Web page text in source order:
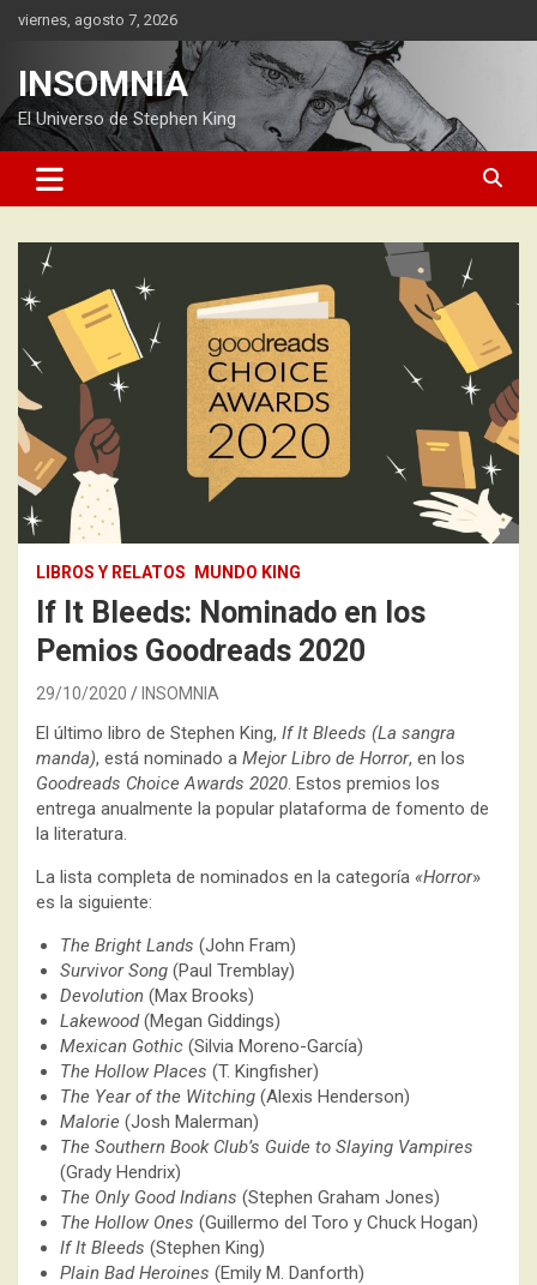
Saltarviernes, agosto 7, 2026
INSOMNIA
El Universo de Stephen King
LIBROS Y RELATOS MUNDO KING
If It Bleeds: Nominado en los
Pemios Goodreads 2020
29/10/2020 INSOMNIA
El último libro de Stephen King, If It Bleeds (La sangra
manda), está nominado a Mejor Libro de Horror, en los
Goodreads Choice Awards 2020. Estos premios los
entrega anualmente la popular plataforma de fomento de
la literatura.
La lista completa de nominados en la categoría «Horror»
es la siguiente:
The Bright Lands (John Fram)
Survivor Song (Paul Tremblay)
Devolution (Max Brooks)
Lakewood(Megan Giddings)
Mexican Gothic (Silvia Moreno-García)
The Hollow Places (T. Kingfisher)
The Year of the Witching (Alexis Henderson)
Malorie (Josh Malerman)
The Southern Book Club’s Guide to Slaying Vampires
(Grady Hendrix)
The Only Good Indians (Stephen Graham Jones)
The Hollow Ones (Guillermo del Toro y Chuck Hogan)
If It Bleeds (Stephen King)
Plain Bad Heroines (Emily M. Danforth)